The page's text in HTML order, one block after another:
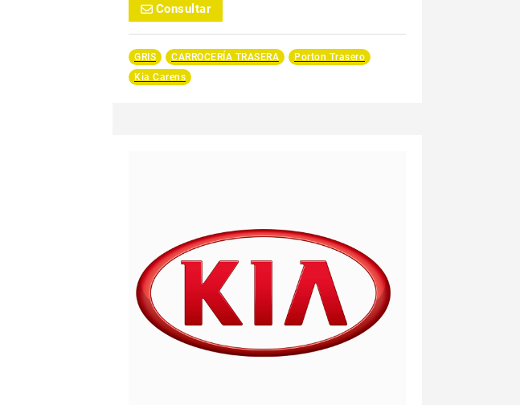
Consultar
GRIS CARROCERÍA TRASERA
Porton Trasero
Kia Carens